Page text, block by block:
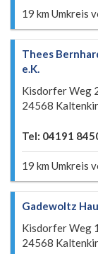
19 km Umkreis
Thees
e.K.
Kisdorfer Weg
24568
Tel: 04191
19 km Umkreis
Gadewoltz
Kisdorfer Weg
24568